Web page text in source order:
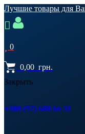
Лучшие товары для
0
0,00 грн.
Закрыть
+380 (97) 688 66 31